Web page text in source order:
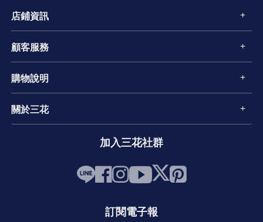
店鋪資訊
顧客服務
購物說明
關於三花
加入三花社群
訂閱電子報